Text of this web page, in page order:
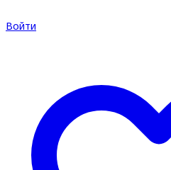
Войти